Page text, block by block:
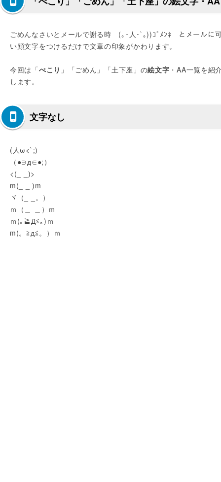
ごめんなさいとメールで謝る時 (｡･人･`｡))ｺﾞﾒﾝﾈ とメールに
い顔文字をつけるだけで文章の印象がかわります。
今回は「ぺこり 」「ごめん」「土下座」の絵文字 ・AA一覧を紹
します。
文字なし
(人ω<`;)
（●∋д∈●;）
<(_ _)>
m(_ _ )m
ヾ（_ _。）
ｍ（＿ ＿）ｍ
ｍ(｡≧Д≦｡)ｍ
m(。≧д≦。）ｍ